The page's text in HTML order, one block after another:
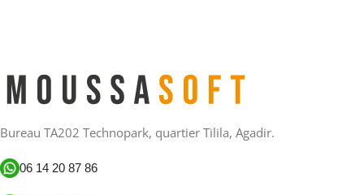
Bureau TA202 Technopark, quartier Tilila, Agadir.
06 14 20 87 86